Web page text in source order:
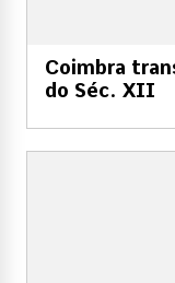
Coimbra
do Séc. XII